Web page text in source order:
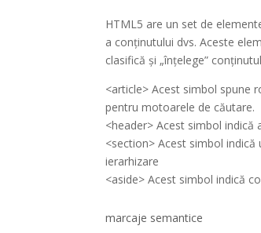
HTML5 are un set de
a conținutului dvs. Aceste
clasifică și „înțelege”
<article> Acest simbol spune
pentru motoarele de căutare.
<header> Acest simbol
<section> Acest simbol
ierarhizare
<aside> Acest simbol indică
marcaje semantice